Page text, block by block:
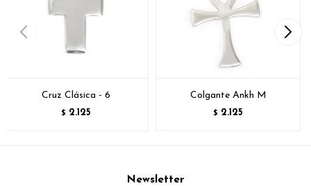
Cruz Clásica - 6
$ 2.125
Colgante Ankh M
$ 2.125
Newsletter